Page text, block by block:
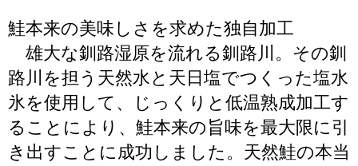
鮭本来の美味しさを求めた独自加工
雄大な釧路湿原を流れる釧路川。その釧
路川を担う天然水と天日塩でつくった塩水
氷を使用して、じっくりと低温熟成加工す
ることにより、鮭本来の旨味を最大限に引
き出すことに成功しました。天然鮭の本当